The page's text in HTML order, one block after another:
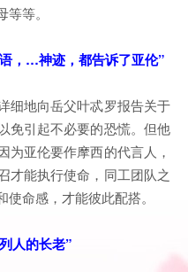
等。
，…神迹，都告诉了亚伦”
细地向岳父叶忒罗报告关于
免引起不必要的恐慌。但他
为亚伦要作摩西的代言人，
才能执行使命，同工团队之
命感，才能彼此配搭。
人的长老”